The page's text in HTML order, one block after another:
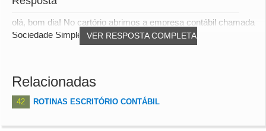
VER RESPOSTA COMPLETA
olá, bom dia! No cartório abrimos a empresa contábil chamada
Sociedade Simples (S/S). Sociedade...
Relacionadas
42 ROTINAS ESCRITÓRIO CONTÁBIL